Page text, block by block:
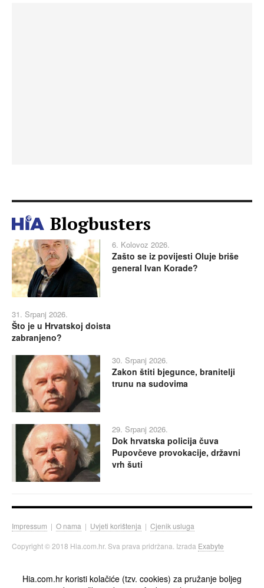
Blogbusters
6. Kolovoz 2026.
Zašto se iz povijesti Oluje briše
general Ivan Korade?
31. Srpanj 2026.
Što je u Hrvatskoj doista
zabranjeno?
30. Srpanj 2026.
Zakon štiti bjegunce, branitelji
trunu na sudovima
29. Srpanj 2026.
Dok hrvatska policija čuva
Pupovčeve provokacije, državni
vrh šuti
Impressum | O nama | Uvjeti korištenja | Cjenik usluga
Copyright © 2018 Hia.com.hr. Sva prava pridržana. Izrada Exabyte
Hia.com.hr koristi kolačiće (tzv. cookies) za pružanje boljeg